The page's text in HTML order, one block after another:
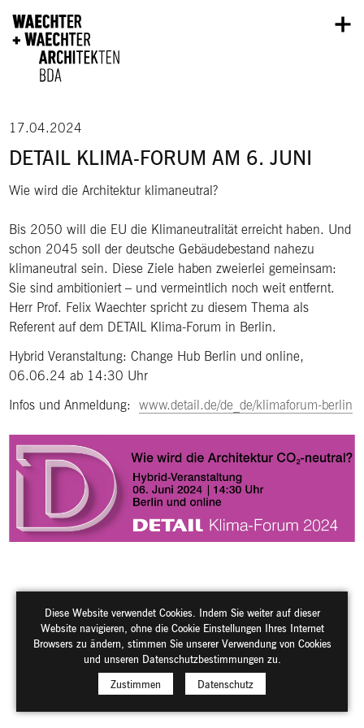
17.04.2024
DETAIL KLIMA-FORUM AM 6. JUNI
Wie wird die Architektur klimaneutral?
Bis 2050 will die EU die Klimaneutralität erreicht haben. Und
schon 2045 soll der deutsche Gebäudebestand nahezu
klimaneutral sein. Diese Ziele haben zweierlei gemeinsam:
Sie sind ambitioniert – und vermeintlich noch weit entfernt.
Herr Prof. Felix Waechter spricht zu diesem Thema als
Referent auf dem DETAIL Klima-Forum in Berlin.
Hybrid Veranstaltung: Change Hub Berlin und online,
06.06.24 ab 14:30 Uhr
Infos und Anmeldung:www.detail.de/de_de/klimaforum-berlin
Diese Website verwendet Cookies. Indem Sie weiter auf dieser
Website navigieren, ohne die Cookie Einstellungen Ihres Internet
Browsers zu ändern, stimmen Sie unserer Verwendung von Cookies
und unseren Datenschutzbestimmungen zu.
Zustimmen
Datenschutz